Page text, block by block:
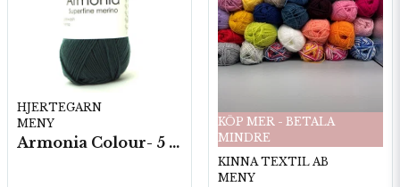
HJERTEGARN
MENY
Armonia Colour- 5 härv/fp. a100 g.
KÖP MER - BETALA
MINDRE
KINNA TEXTIL AB
MENY